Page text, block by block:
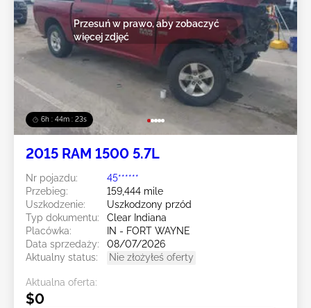
6h : 44m : 20s
Przesuń w prawo, aby zobaczyć
więcej zdjęć
2015 RAM 1500 5.7L
Nr pojazdu:
45******
Przebieg:
159,444 mile
Uszkodzenie:
Uszkodzony przód
Typ dokumentu:
Clear Indiana
Placówka:
IN - FORT WAYNE
Data sprzedaży:
08/07/2026
Aktualny status:
Nie złożyłeś oferty
Aktualna oferta:
$0